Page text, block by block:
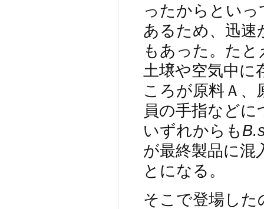
ったからとい
あるため、迅速
もあった。た
土壌や空気中
ころが原料Ａ、
員の手指など
いずれからも
が最終製品に混
とになる。
そこで登場し